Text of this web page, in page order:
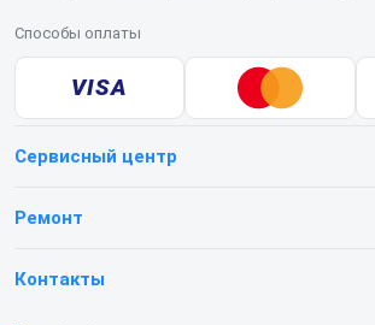
Способы оплаты
VISA
Сервисный центр
О нашем сервисе
Ремонт
Телефонов
Контакты